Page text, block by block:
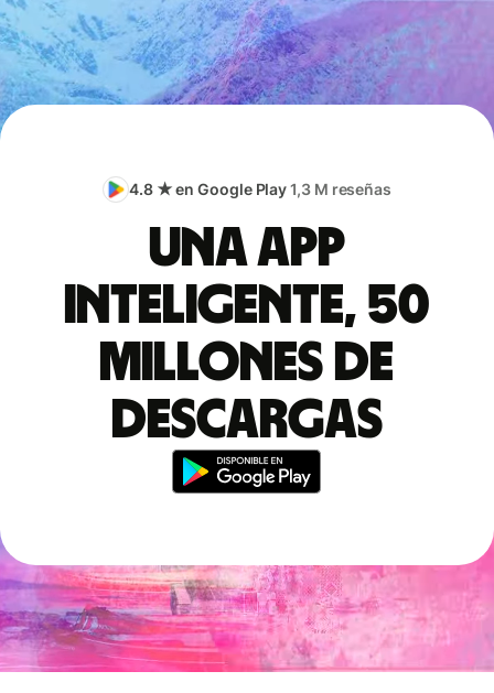
4.8 ★ en Google Play1,3 M reseñas
Una app
inteligente, 50
millones de
descargas